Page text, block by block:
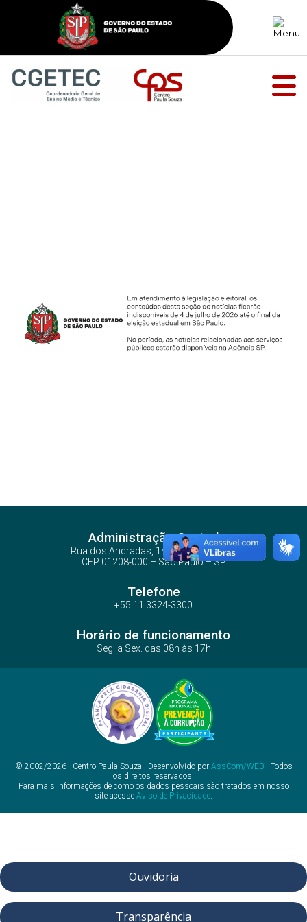
Administração Central
Rua dos Andradas, 140 - Santa Ifigênia
CEP 01208-000 – São Paulo – SP
Telefone
+55 11 3324-3300
Horário de funcionamento
Seg. a Sex. das 08h às 17h
© 2002/2026 - Centro Paula Souza - Desenvolvido por AssCom/WEB - Todos
os direitos reservados.
Para mais informações de como os dados pessoais são tratados em nosso
site acesse Aviso de Privacidade.
Ouvidoria
Transparência